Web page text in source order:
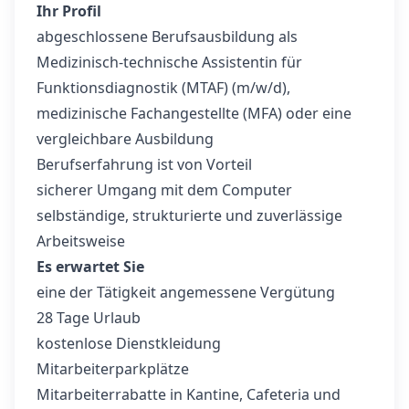
Ihr Profil
abgeschlossene Berufsausbildung als
Medizinisch-technische Assistentin für
Funktionsdiagnostik (MTAF) (m/w/d),
medizinische Fachangestellte (MFA) oder eine
vergleichbare Ausbildung
Berufserfahrung ist von Vorteil
sicherer Umgang mit dem Computer
selbständige, strukturierte und zuverlässige
Arbeitsweise
Es erwartet Sie
eine der Tätigkeit angemessene Vergütung
28 Tage Urlaub
kostenlose Dienstkleidung
Mitarbeiterparkplätze
Mitarbeiterrabatte in Kantine, Cafeteria und